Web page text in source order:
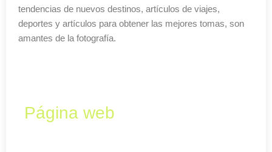
tendencias de nuevos destinos, artículos de viajes,
deportes y artículos para obtener las mejores tomas, son
amantes de la fotografía.
Página web